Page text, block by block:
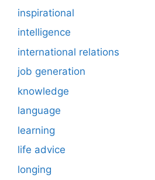
inspirational
intelligence
international relations
job generation
knowledge
language
learning
life advice
longing